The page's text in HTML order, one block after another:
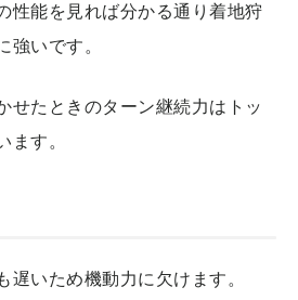
性能を見れば分かる通り着地狩
強いです。
せたときのターン継続力はトッ
す。
遅いため機動力に欠けます。